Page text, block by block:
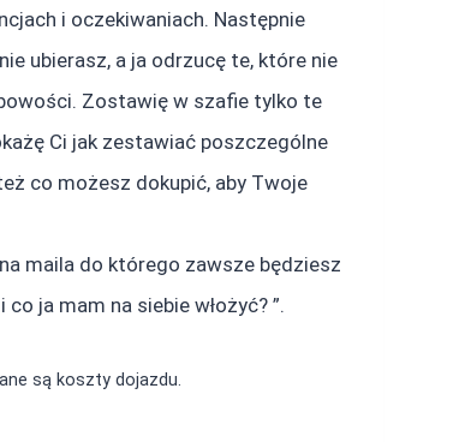
i oczekiwaniach. Następnie
ubierasz, a ja odrzucę te, które nie
Zostawię w szafie tylko te
Ci jak zestawiać poszczególne
co możesz dokupić, aby Twoje
maila do którego zawsze będziesz
ja mam na siebie włożyć? ”.
są koszty dojazdu.